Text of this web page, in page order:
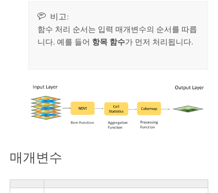
비고:
함수 처리 순서는 입력 매개변수의 순서를 따릅
니다. 예를 들어 항목 함수가 먼저 처리됩니다.
매개변수